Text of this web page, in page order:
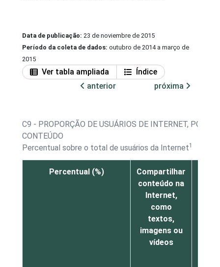
Data de publicação: 23 de noviembre de 2015
Período da coleta de dados: outubro de 2014 a março de
2015
Ver tabla ampliada
Índice
anterior
próxima
C9 - PROPORÇÃO DE USUÁRIOS DE INTERNET, POR
CONTEÚDO
Percentual sobre o total de usuários da Internet1
Percentual (%)
Compartilhar
conteúdo na
Internet,
como
textos,
imagens ou
vídeos